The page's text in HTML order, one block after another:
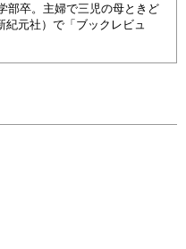
部卒。主婦で三児の母ときど
元社）で「ブックレビュ